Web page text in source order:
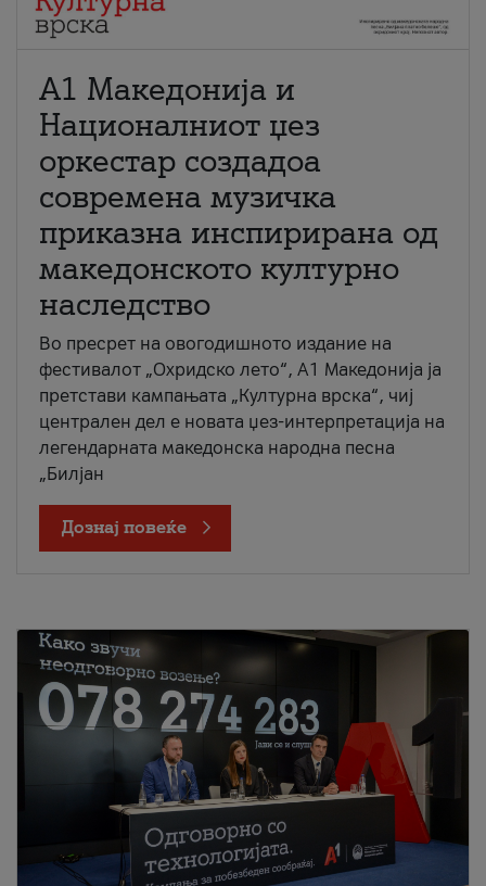
А1 Македонија и
Националниот џез
оркестар создадоа
современа музичка
приказна инспирирана од
македонското културно
наследство
Во пресрет на овогодишното издание на
фестивалот „Охридско лето“, А1 Македонија ја
претстави кампањата „Културна врска“, чиј
централен дел е новата џез-интерпретација на
легендарната македонска народна песна
„Билјан
Дознај повеќе